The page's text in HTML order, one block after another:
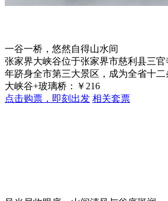
一谷一桥，悠然自得山水间
张家界大峡谷位于张家界市慈利县三
年跻身全市第三大景区，成为全省十
大峡谷+玻璃桥：
￥ 216
点击购票，即刻出发 相关套票